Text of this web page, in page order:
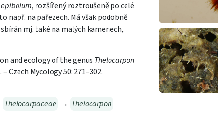
epibolum, rozšířený roztroušeně po celé
např. na pařezech. Má však podobně
mj. také na malých kamenech,
and ecology of the genus Thelocarpon
Czech Mycology 50: 271–302.
Thelocarpaceae → Thelocarpon